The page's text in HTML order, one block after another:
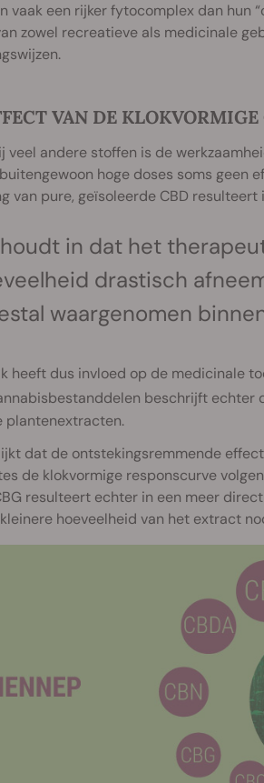
vaak een rijker fytocomplex dan hun
zowel recreatieve als medicinale
VAN DE KLOKVORMIGE
veel andere stoffen is de
hoge doses soms geen
van pure, geïsoleerde CBD
in dat het
drastisch
waargenomen
heeft dus invloed op de medicinale
beschrijft echter
plantenextracten.
dat de ontstekingsremmende
de klokvormige responscurve
resulteert echter in een meer
kleinere hoeveelheid van het extract